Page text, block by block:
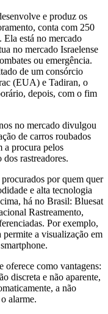
e produz os
conta com 250
está no mercado
no mercado Israelense
ou emergência.
de um consórcio
(EUA) e Tadiran, o
depois, com o fim
no mercado divulgou
de carros roubados
a procura pelos
rastreadores.
por quem quer
e alta tecnologia
há no Brasil: Bluesat
Rastreamento,
Por exemplo,
a visualização em
oferece como vantagens:
discreta e não aparente,
a não
alarme.